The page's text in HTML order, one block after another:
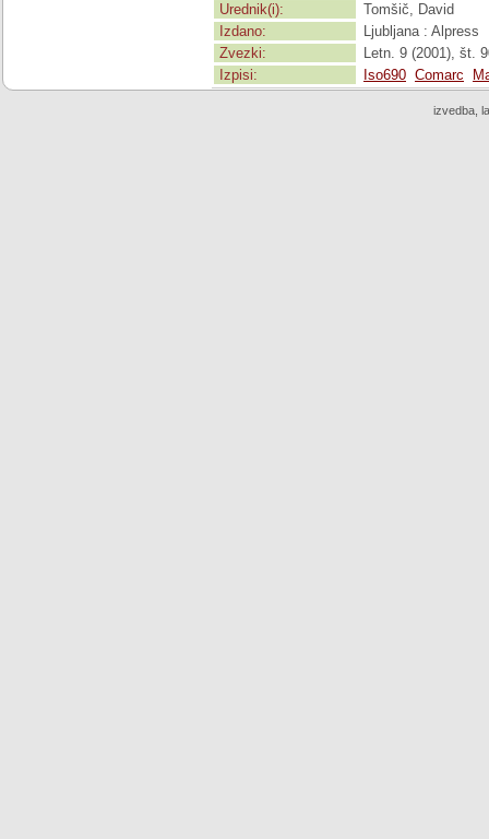
Urednik(i):
Tomšič, David
Izdano:
Ljubljana : Alpress
Zvezki:
Letn. 9 (2001), št.
Izpisi:
Iso690 Comarc
izvedba,